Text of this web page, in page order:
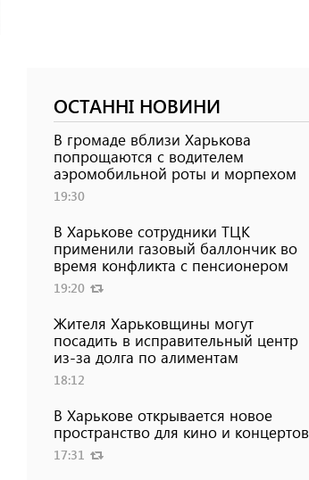
ОСТАННІ НОВИНИ
В громаде вблизи Харькова
попрощаются с водителем
аэромобильной роты и морпехом
19:30
В Харькове сотрудники ТЦК
применили газовый баллончик во
время конфликта с пенсионером
19:20
Жителя Харьковщины могут
посадить в исправительный центр
из-за долга по алиментам
18:12
В Харькове открывается новое
пространство для кино и концертов
17:31